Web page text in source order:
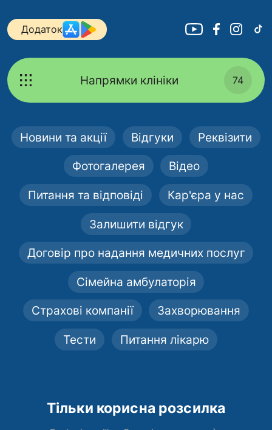
Додаток
Напрямки клініки 74
Новини та акції Відгуки Реквізити
Фотогалерея Відео
Питання та відповіді Кар'єра у нас
Залишити відгук
Договір про надання медичних послуг
Сімейна амбулаторія
Страхові компанії Захворювання
Тести Питання лікарю
Тільки корисна розсилка